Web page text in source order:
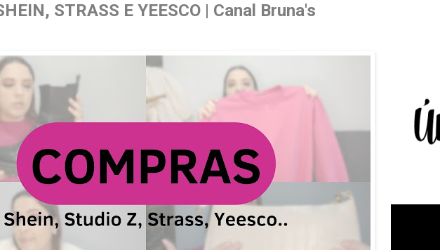
STRASS E YEESCO | Canal Bruna's